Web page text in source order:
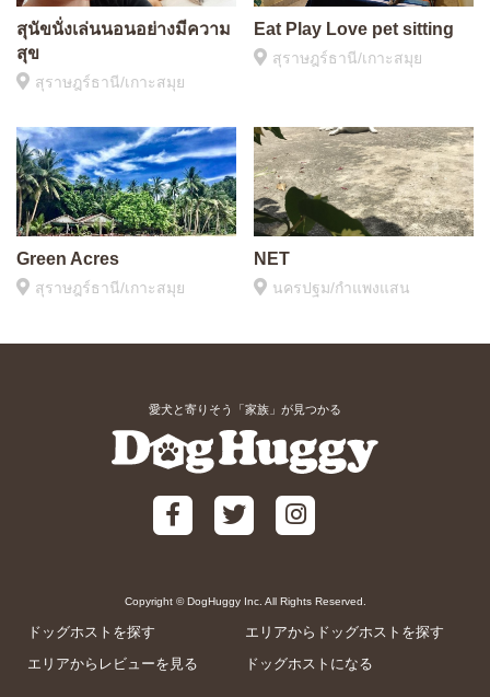
สุนัขนั่งเล่นนอนอย่างมีความ
สุข
สุราษฎร์ธานี/เกาะสมุย
Eat Play Love pet sitting
สุราษฎร์ธานี/เกาะสมุย
Green Acres
สุราษฎร์ธานี/เกาะสมุย
NET
นครปฐม/กำแพงแสน
愛犬と寄りそう「家族」が見つかる
Copyright © DogHuggy Inc. All Rights Reserved.
ドッグホストを探す
エリアからドッグホストを探す
エリアからレビューを見る
ドッグホストになる